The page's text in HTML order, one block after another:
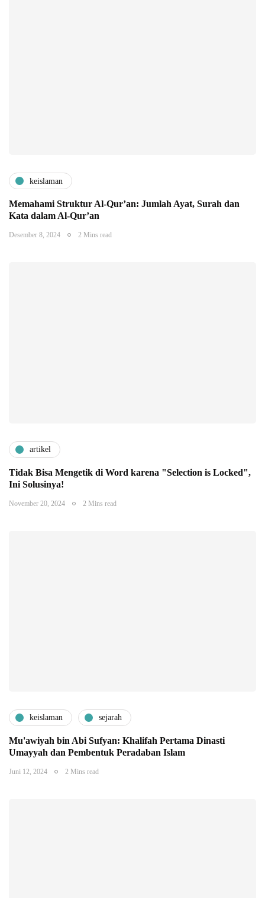
keislaman
Memahami Struktur Al-Qur’an: Jumlah Ayat, Surah dan
Kata dalam Al-Qur’an
Desember 8, 2024 2 Mins read
artikel
Tidak Bisa Mengetik di Word karena "Selection is Locked",
Ini Solusinya!
November 20, 2024 2 Mins read
keislaman sejarah
Mu'awiyah bin Abi Sufyan: Khalifah Pertama Dinasti
Umayyah dan Pembentuk Peradaban Islam
Juni 12, 2024 2 Mins read